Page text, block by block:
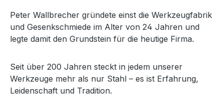
Peter Wallbrecher gründete einst die Werkzeugfabrik
und Gesenkschmiede im Alter von 24 Jahren und
legte damit den Grundstein für die heutige Firma.
Seit über 200 Jahren steckt in jedem unserer
Werkzeuge mehr als nur Stahl – es ist Erfahrung,
Leidenschaft und Tradition.